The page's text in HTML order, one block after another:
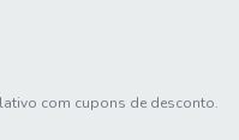
com cupons de desconto.